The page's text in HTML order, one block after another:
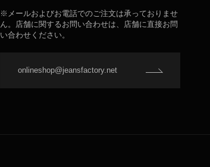
※メールおよびお電話でのご注文は承っておりませ
ん。店舗に関するお問い合わせは、店舗に直接お問
い合わせください。
onlineshop@jeansfactory.net